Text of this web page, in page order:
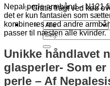
✨ Gratis fragt ved køb
Søg
efter:
Nepal perle armbånd – N121
det er kun fantasien som
kombineres med andre
passer til næsten alle kvinder.
Unikke håndlavet
glasperler- Som
perle – Af